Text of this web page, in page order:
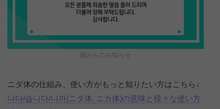
国からのお知らせ
ニダ体の仕組み、使い方がもっと知りたい方はこちら↓
니다/습니다/니까(ニダ体, ニカ体)の意味と様々な使い方